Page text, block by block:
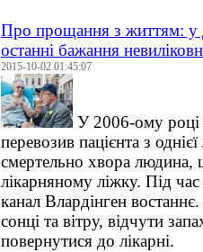
Про прощання з життям: у
останні бажання
2015-10-02 01:45:07
У 2006-ому році
перевозив пацієнта з
смертельно хвора людина,
лікарняному ліжку. Під
канал Влардінген
сонці та вітру, відчути
повернутися до лікарні.